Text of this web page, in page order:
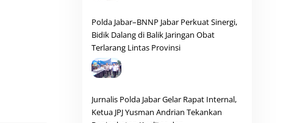
Polda Jabar–BNNP Jabar Perkuat Sinergi,
Bidik Dalang di Balik Jaringan Obat
Terlarang Lintas Provinsi
Jurnalis Polda Jabar Gelar Rapat Internal,
Ketua JPJ Yusman Andrian Tekankan